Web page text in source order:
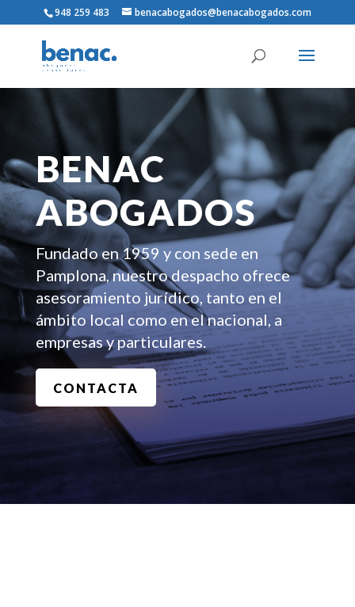
948 259 483 benacabogados@benacabogados.com
BENAC
ABOGADOS
Fundado en 1959 y con sede en
Pamplona, nuestro despacho ofrece
asesoramiento jurídico, tanto en el
ámbito local como en el nacional, a
empresas y particulares.
CONTACTA